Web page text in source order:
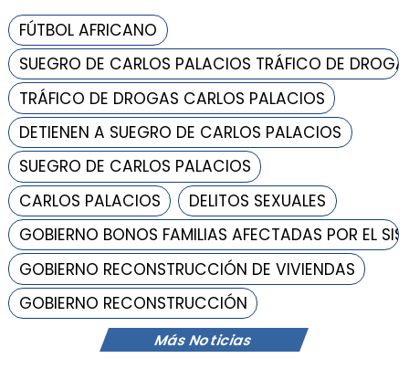
Más Noticias
FÚTBOL AFRICANO
SUEGRO DE CARLOS PALACIOS TRÁFICO DE DROGA
TRÁFICO DE DROGAS CARLOS PALACIOS
DETIENEN A SUEGRO DE CARLOS PALACIOS
SUEGRO DE CARLOS PALACIOS
CARLOS PALACIOS
DELITOS SEXUALES
GOBIERNO BONOS FAMILIAS AFECTADAS POR EL
GOBIERNO RECONSTRUCCIÓN DE VIVIENDAS
GOBIERNO RECONSTRUCCIÓN